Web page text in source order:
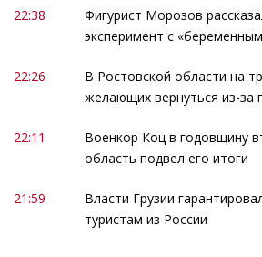
22:38
Фигурист Морозов
эксперимент с
22:26
В Ростовской области на
желающих вернуться из-за
22:11
Военкор Коц в годовщину
область подвел его итоги
21:59
Власти Грузии
туристам из России